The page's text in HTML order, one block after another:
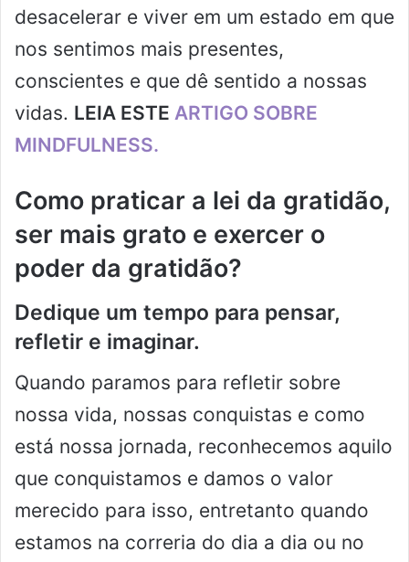
desacelerar e viver em um estado em que
nos sentimos mais presentes,
conscientes e que dê sentido a nossas
vidas. LEIA ESTE ARTIGO SOBRE
MINDFULNESS.
Como praticar a lei da gratidão,
ser mais grato e exercer o
poder da gratidão?
Dedique um tempo para pensar,
refletir e imaginar.
Quando paramos para refletir sobre
nossa vida, nossas conquistas e como
está nossa jornada, reconhecemos aquilo
que conquistamos e damos o valor
merecido para isso, entretanto quando
estamos na correria do dia a dia ou no